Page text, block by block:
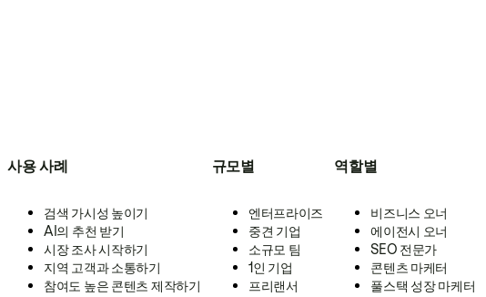
사용 사례
검색 가시성 높이기
AI의 추천 받기
시장 조사 시작하기
지역 고객과 소통하기
참여도 높은 콘텐츠 제작하기
규모별
엔터프라이즈
중견 기업
소규모 팀
1인 기업
프리랜서
역할별
비즈니스 오너
에이전시 오너
SEO 전문가
콘텐츠 마케터
풀스택 성장 마케터